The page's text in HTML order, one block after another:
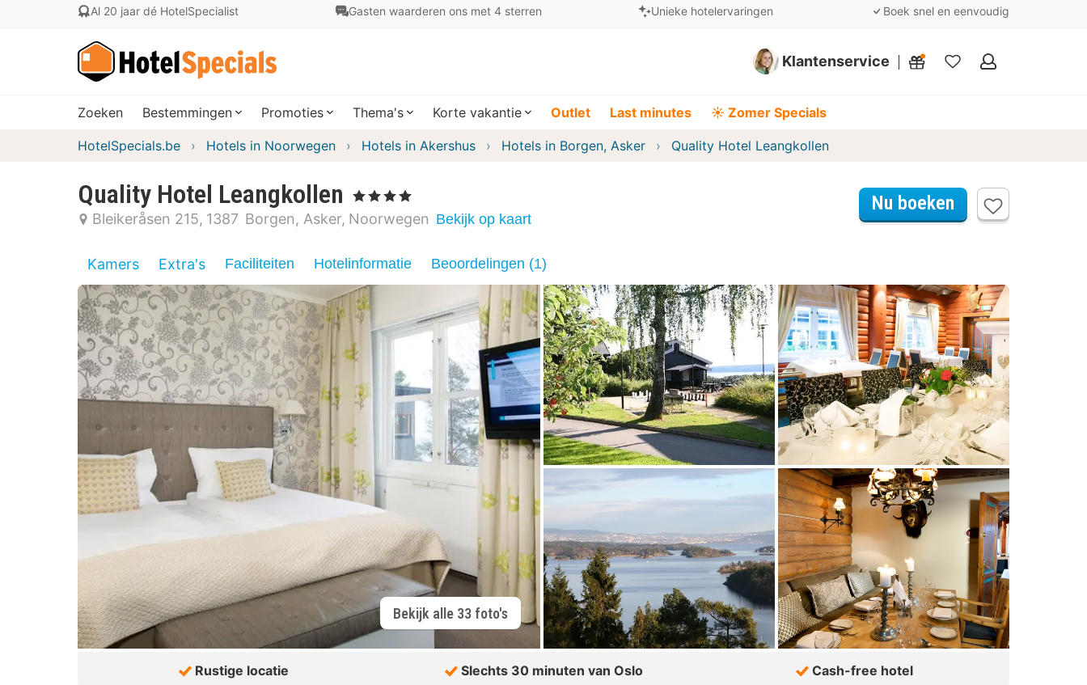
Al 20 jaar dé HotelSpecialist Gasten waarderen ons met 4 sterren Unieke hotelervaringen Boek snel en eenvoudig
Klantenservice
Mijn
Zoeken Bestemmingen Promoties Thema's Korte vakantie Outlet Last minutes ☀️ Zomer Specials
HotelSpecials.be Hotels in Noorwegen Hotels in Akershus Hotels in Borgen, Asker Quality Hotel Leangkollen
Quality Hotel Leangkollen , 4 Sterren
Bleikeråsen 215 1387 Borgen, Asker Noorwegen Bekijk op kaart
Nu boeken
Kamers Extra's Faciliteiten Hotelinformatie Beoordelingen (1)
Bekijk alle 33 foto's
Rustige locatie Slechts 30 minuten van Oslo Cash-free hotel